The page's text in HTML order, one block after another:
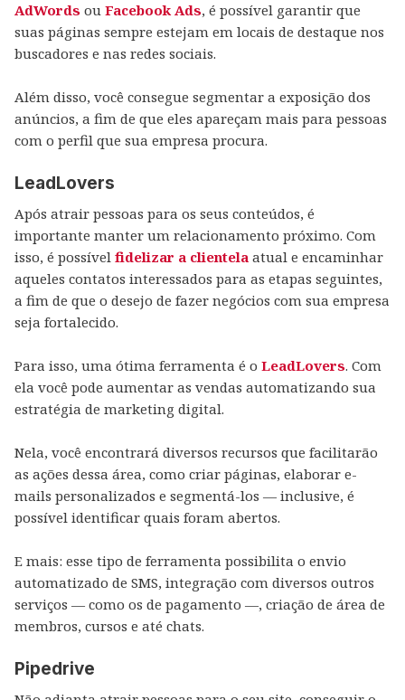
AdWords ou Facebook Ads, é possível garantir que
suas páginas sempre estejam em locais de destaque nos
buscadores e nas redes sociais.
Além disso, você consegue segmentar a exposição dos
anúncios, a fim de que eles apareçam mais para pessoas
com o perfil que sua empresa procura.
LeadLovers
Após atrair pessoas para os seus conteúdos, é
importante manter um relacionamento próximo. Com
isso, é possível fidelizar a clientela atual e encaminhar
aqueles contatos interessados para as etapas seguintes,
a fim de que o desejo de fazer negócios com sua empresa
seja fortalecido.
Para isso, uma ótima ferramenta é o LeadLovers. Com
ela você pode aumentar as vendas automatizando sua
estratégia de marketing digital.
Nela, você encontrará diversos recursos que facilitarão
as ações dessa área, como criar páginas, elaborar e-
mails personalizados e segmentá-los — inclusive, é
possível identificar quais foram abertos.
E mais: esse tipo de ferramenta possibilita o envio
automatizado de SMS, integração com diversos outros
serviços — como os de pagamento —, criação de área de
membros, cursos e até chats.
Pipedrive